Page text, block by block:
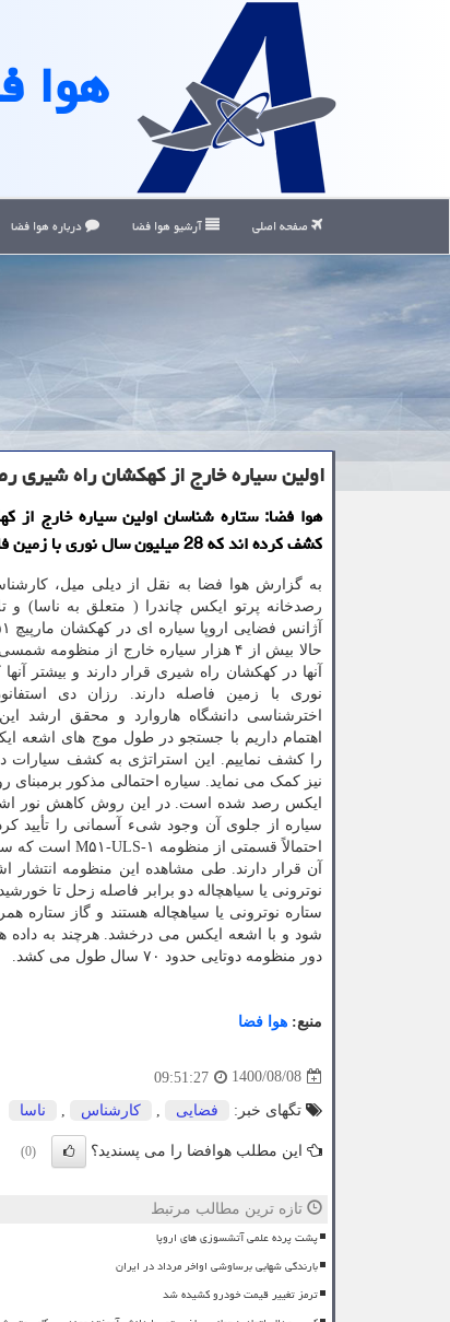
هوا
صفحه اصلی آرشیو هوا فضا درباره هوا فضا
اولین سیاره خارج از کهکشان راه
هوا فضا: ستاره شناسان اولین سیاره خارج از
کشف کرده اند که 28 میلیون سال نوری با زمین فاصله دارد.
به گزارش هوا فضا به نقل از دیلی میل،
حالا بیش از ۴ هزار سیاره خارج از
نوری با زمین فاصله دارند. رزان دی
اخترشناسی دانشگاه هاروارد و محقق ارشد
اهتمام داریم با جستجو در طول موج های اشعه
را کشف نماییم. این استراتژی به کشف سیارات
نیز کمک می نماید. سیاره احتمالی مذکور برمبنای
ایکس رصد شده است. در این روش کاهش نور
سیاره از جلوی آن وجود شیء آسمانی را تأیید
آن قرار دارند. طی مشاهده این منظومه
نوترونی یا سیاهچاله دو برابر فاصله زحل تا
ستاره نوترونی یا سیاهچاله هستند و گاز ستاره
شود و با اشعه ایکس می درخشد. هرچند به داده
دور منظومه دوتایی حدود ۷۰ سال طول می کشد.
منبع: هوا فضا
1400/08/08
09:51:27
تگهای خبر: فضایی كارشناس ناسا
این مطلب هوافضا را می پسندید؟ (0)
تازه ترین مطالب مرتبط
پشت پرده علمی آتشسوزی های اروپا
بارندگی شهابی برساوشی اواخر مرداد در ایران
ترمز تغییر قیمت خودرو کشیده شد